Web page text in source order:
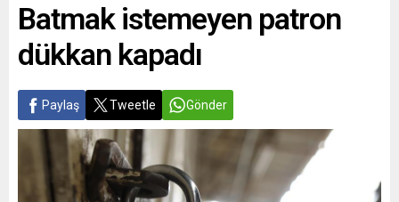
Batmak istemeyen patron
dükkan kapadı
Paylaş Tweetle Gönder